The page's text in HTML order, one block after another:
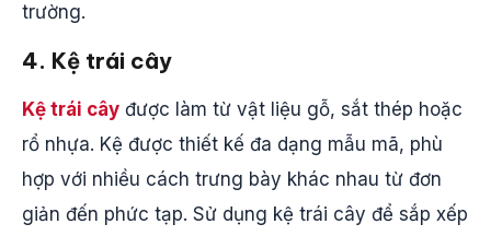
trường.
4. Kệ trái cây
Kệ trái cây được làm từ vật liệu gỗ, sắt thép hoặc
rổ nhựa. Kệ được thiết kế đa dạng mẫu mã, phù
hợp với nhiều cách trưng bày khác nhau từ đơn
giản đến phức tạp. Sử dụng kệ trái cây để sắp xếp